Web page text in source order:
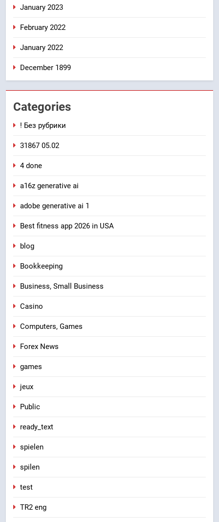
January 2023
February 2022
January 2022
December 1899
Categories
! Без рубрики
31867 05.02
4 done
a16z generative ai
adobe generative ai 1
Best fitness app 2026 in USA
blog
Bookkeeping
Business, Small Business
Casino
Computers, Games
Forex News
games
jeux
Public
ready_text
spielen
spilen
test
TR2 eng